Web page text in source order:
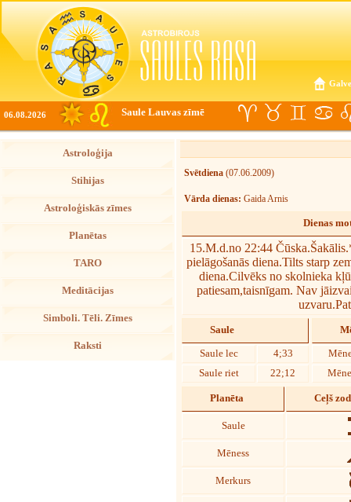
06.08.2026 Saule Lauvas zīmē
Astroloģija
Stihijas
Astroloģiskās zīmes
Planētas
TARO
Meditācijas
Simboli. Tēli. Zīmes
Raksti
Svētdiena (07.06.2009)
Vārda dienas: Gaida Arnis
Dienas
15.M.d.no 22:44
pielāgošanās diena.Tilts starp
diena.Cilvēks no skolnieka
patiesam,taisnīgam. Nav
Saule
Saule lec
4;33
Saule riet
22;12
Planēta Ceļš
Saule
Mēness
Merkurs